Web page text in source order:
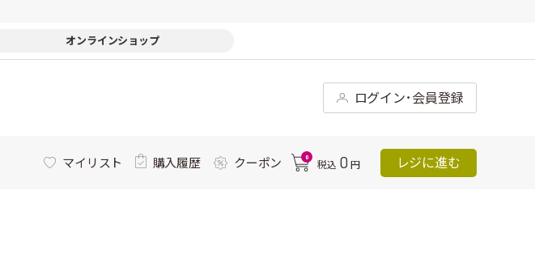
オンラインショップ
ログイン･会員登録
マイリスト 購入履歴 クーポン 0
税込 0 円 レジに進む